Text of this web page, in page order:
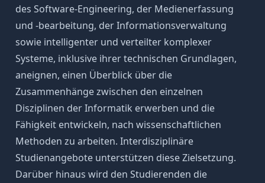
des Software-Engineering, der Medienerfassung
und -bearbeitung, der Informationsverwaltung
sowie intelligenter und verteilter komplexer
Systeme, inklusive ihrer technischen Grundlagen,
aneignen, einen Überblick über die
Zusammenhänge zwischen den einzelnen
Disziplinen der Informatik erwerben und die
Fähigkeit entwickeln, nach wissenschaftlichen
Methoden zu arbeiten. Interdisziplinäre
Studienangebote unterstützen diese Zielsetzung.
Darüber hinaus wird den Studierenden die